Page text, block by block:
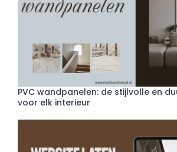
PVC wandpanelen: de stijlvolle en
voor elk interieur